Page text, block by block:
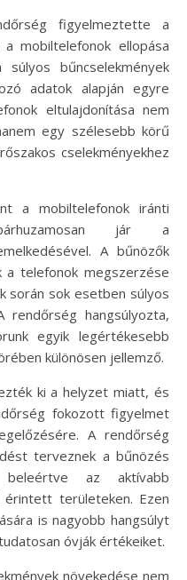
mobiltelefonok ellopása
bűncselekmények
adatok alapján egyre
eltulajdonítása nem
egy szélesebb körű
cselekményekhez
a mobiltelefonok iránti
jár a
A bűnözők
a telefonok megszerzése
során sok esetben súlyos
hangsúlyozta,
egyik legértékesebb
különösen jellemző.
ki a helyzet miatt, és
fokozott figyelmet
A rendőrség
terveznek a bűnözés
beleértve az aktívabb
területeken. Ezen
is nagyobb hangsúlyt
óvják értékeiket.
növekedése nem